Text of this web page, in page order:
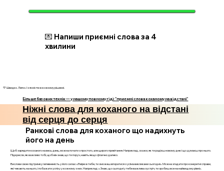
💌 Напиши приємні слова за 4
хвилини
💛 Швидко. Легко. І з ясністю в кожному рішенні.
Більше базових технік — у нашому повному гіді: "приємні слова коханому на відстані"
Ніжні слова для коханого на відстані
від серця до серця
Ранкові слова для коханого що надихнуть
його на день
Щоб зарядити коханого на весь день, можна почати з простого, але щирого привітання. Наприклад, скажи, як ти радієш новому дню і що думаєш про нього.
Підкресли, як важливо тобі, щоб він знав, що ти поруч, навіть якщо фізично далеко.
Вислови свою підтримку і впевненість у його силах: «Я вірю в тебе, ти зможеш впоратися з усіма викликами сьогодні». Можна згадати про конкретні справи,
які чекають на нього, і побажати успіху у кожному з них. Наприклад: «Знаю, що сьогодні у тебе важлива зустріч, ти зробиш все на найвищому рівні».